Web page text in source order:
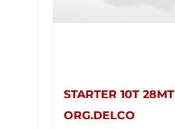
STARTER 10T 28MT
ORG.DELCO